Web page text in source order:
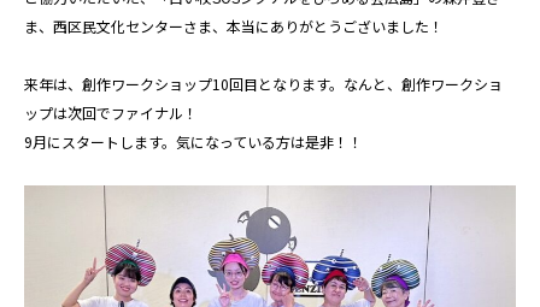
ま、西区民文化センターさま、本当にありがとうございました！
来年は、創作ワークショップ10回目となります。なんと、創作ワークショ
ップは次回でファイナル！
9月にスタートします。気になっている方は是非！！